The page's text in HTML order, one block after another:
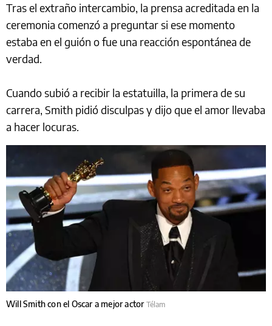
Tras el extraño intercambio, la prensa acreditada en la
ceremonia comenzó a preguntar si ese momento
estaba en el guión o fue una reacción espontánea de
verdad.
Cuando subió a recibir la estatuilla, la primera de su
carrera, Smith pidió disculpas y dijo que el amor llevaba
a hacer locuras.
Will Smith con el Oscar a mejor actor Télam